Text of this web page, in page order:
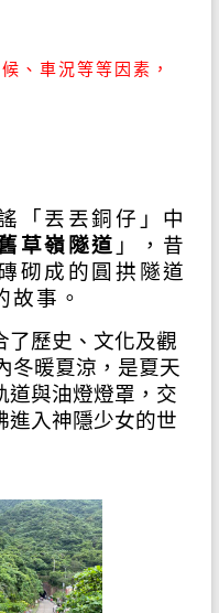
、車況等等因素，
「丟丟銅仔」中
草嶺隧道 」，昔
砌成的圓拱隧道
故事。
了歷史、文化及觀
冬暖夏涼，是夏天
道與油燈燈罩，交
進入神隱少女的世